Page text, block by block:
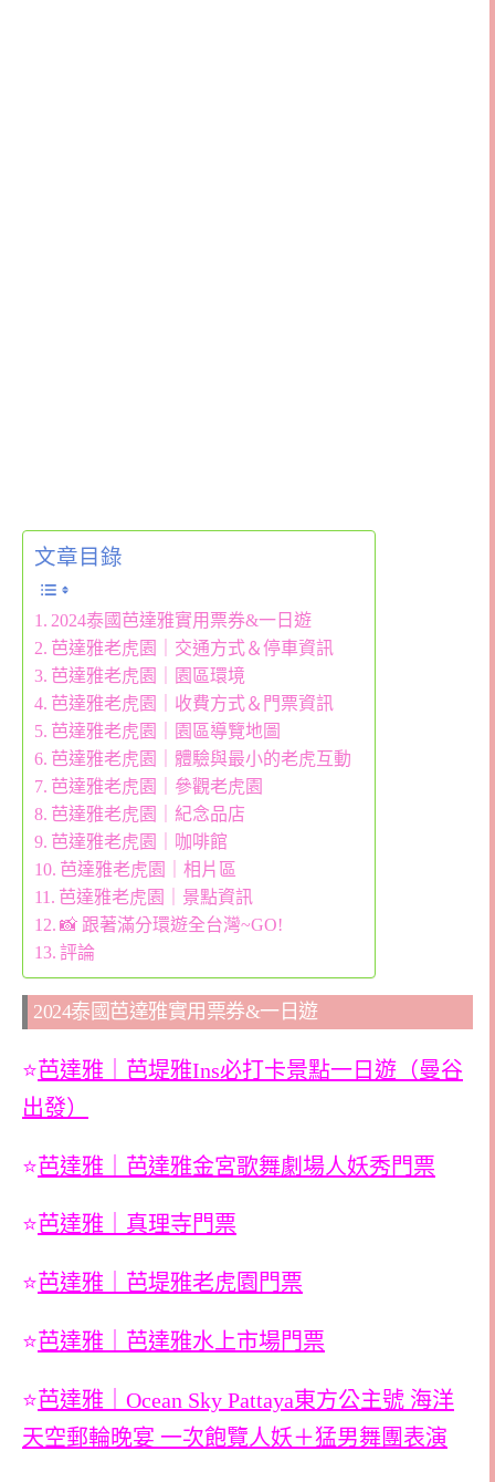
文章目錄
2024泰國芭達雅實用票券&一日遊
芭達雅老虎園｜交通方式＆停車資訊
芭達雅老虎園｜園區環境
芭達雅老虎園｜收費方式＆門票資訊
芭達雅老虎園｜園區導覽地圖
芭達雅老虎園｜體驗與最小的老虎互動
芭達雅老虎園｜參觀老虎園
芭達雅老虎園｜紀念品店
芭達雅老虎園｜咖啡館
芭達雅老虎園｜相片區
芭達雅老虎園｜景點資訊
📸 跟著滿分環遊全台灣~GO!
評論
2024泰國芭達雅實用票券&一日遊
⭐芭達雅｜芭堤雅Ins必打卡景點一日遊（曼谷
出發）
⭐芭達雅｜芭達雅金宮歌舞劇場人妖秀門票
⭐芭達雅｜真理寺門票
⭐芭達雅｜芭堤雅老虎園門票
⭐芭達雅｜芭達雅水上市場門票
⭐芭達雅｜Ocean Sky Pattaya東方公主號 海洋
天空郵輪晚宴 一次飽覽人妖＋猛男舞團表演